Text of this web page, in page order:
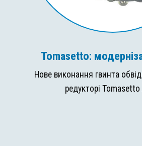
Tomasetto:
Нове виконання гвинта
редукторі Tomasetto